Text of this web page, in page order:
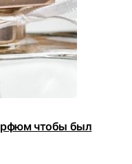
чтобы был